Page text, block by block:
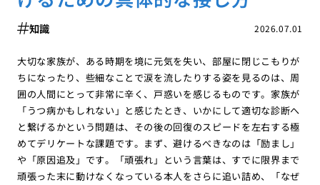
2026.07.01
知識
大切な家族が、ある時期を境に元気を失い、部屋に閉じこもりが
ちになったり、些細なことで涙を流したりする姿を見るのは、周
囲の人間にとって非常に辛く、戸惑いを感じるものです。家族が
「うつ病かもしれない」と感じたとき、いかにして適切な診断へ
と繋げるかという問題は、その後の回復のスピードを左右する極
めてデリケートな課題です。まず、避けるべきなのは「励まし」
や「原因追及」です。「頑張れ」という言葉は、すでに限界まで
頑張った末に動けなくなっている本人をさらに追い詰め、「なぜ